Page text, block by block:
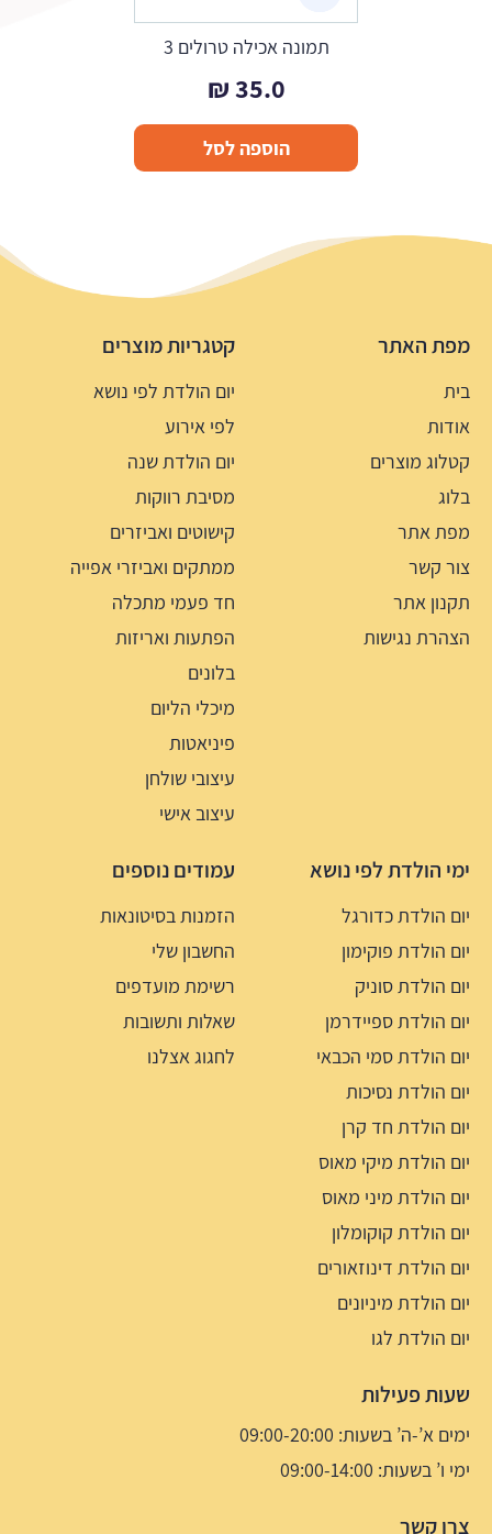
תמונה אכילה טרולים 3
35.0
₪
הוספה לסל
מפת האתר
בית
אודות
קטלוג מוצרים
בלוג
מפת אתר
צור קשר
תקנון אתר
הצהרת נגישות
קטגריות מוצרים
יום הולדת לפי נושא
לפי אירוע
יום הולדת שנה
מסיבת רווקות
קישוטים ואביזרים
ממתקים ואביזרי אפייה
חד פעמי מתכלה
הפתעות ואריזות
בלונים
מיכלי הליום
פיניאטות
עיצובי שולחן
עיצוב אישי
ימי הולדת לפי נושא
יום הולדת כדורגל
יום הולדת פוקימון
יום הולדת סוניק
יום הולדת ספיידרמן
יום הולדת סמי הכבאי
יום הולדת נסיכות
יום הולדת חד קרן
יום הולדת מיקי מאוס
יום הולדת מיני מאוס
יום הולדת קוקומלון
יום הולדת דינוזאורים
יום הולדת מיניונים
יום הולדת לגו
עמודים נוספים
הזמנות בסיטונאות
החשבון שלי
רשימת מועדפים
שאלות ותשובות
לחגוג אצלנו
שעות פעילות
ימים א’-ה’ בשעות: 09:00-20:00
ימי ו’ בשעות: 09:00-14:00
צרו קשר